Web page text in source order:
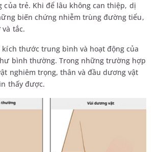
trẻ. Khi để lâu không can thiệp, dị
biến chứng nhiễm trùng đường tiểu,
tắc.
thước trung bình và hoạt động của
bình thường. Trong những trường hợp
nghiêm trọng, thân và đầu dương vật
thấy được.